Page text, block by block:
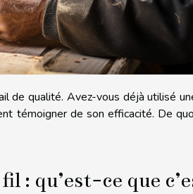
de qualité. Avez-vous déjà utilisé
témoigner de son efficacité. De
: qu’est-ce que